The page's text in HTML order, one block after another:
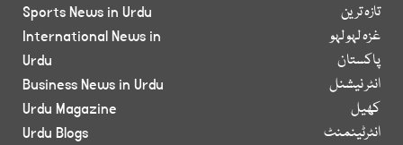
تازہ ترین
غزہ لہو لہو
پاکستان
انٹر نیشنل
کھیل
انٹرٹینمنٹ
Sports News in Urdu
International News in
Urdu
Business News in Urdu
Urdu Magazine
Urdu Blogs